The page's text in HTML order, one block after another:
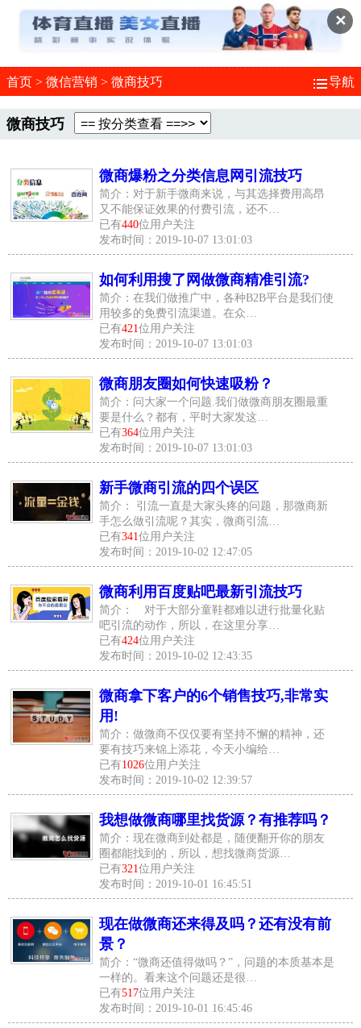
✕
首页 > 微信营销 > 微商技巧 导航
微商技巧
微商爆粉之分类信息网引流技巧
简介：对于新手微商来说，与其选择费用高昂
又不能保证效果的付费引流，还不…
已有440位用户关注
发布时间：2019-10-07 13:01:03
如何利用搜了网做微商精准引流?
简介：在我们做推广中，各种B2B平台是我们使
用较多的免费引流渠道。在众…
已有421 位用户关注
发布时间：2019-10-07 13:01:03
微商朋友圈如何快速吸粉？
简介：问大家一个问题.我们做微商朋友圈最重
要是什么？都有，平时大家发这…
已有364位用户关注
发布时间：2019-10-07 13:01:03
新手微商引流的四个误区
简介： 引流一直是大家头疼的问题，那微商新
手怎么做引流呢？其实，微商引流…
已有341 位用户关注
发布时间：2019-10-02 12:47:05
微商利用百度贴吧最新引流技巧
简介： 对于大部分童鞋都难以进行批量化贴
吧引流的动作，所以，在这里分享…
已有424位用户关注
发布时间：2019-10-02 12:43:35
微商拿下客户的6个销售技巧,非常实
用!
简介：做微商不仅仅要有坚持不懈的精神，还
要有技巧来锦上添花，今天小编给…
已有1026位用户关注
发布时间：2019-10-02 12:39:57
我想做微商哪里找货源？有推荐吗？
简介：现在微商到处都是，随便翻开你的朋友
圈都能找到的，所以，想找微商货源…
已有321 位用户关注
发布时间：2019-10-01 16:45:51
现在做微商还来得及吗？还有没有前
景？
简介：“微商还值得做吗？”，问题的本质基本是
一样的。看来这个问题还是很…
已有517位用户关注
发布时间：2019-10-01 16:45:46